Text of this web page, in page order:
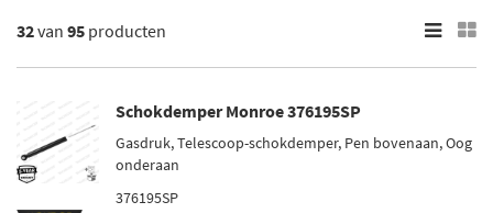
Monroe (7)
Maxgear (5)
Sachs (12)
Bilstein (18)
32van 95 producten
Schokdemper Monroe 376195SP
Gasdruk, Telescoop-schokdemper, Pen bovenaan, Oog
onderaan
376195SP